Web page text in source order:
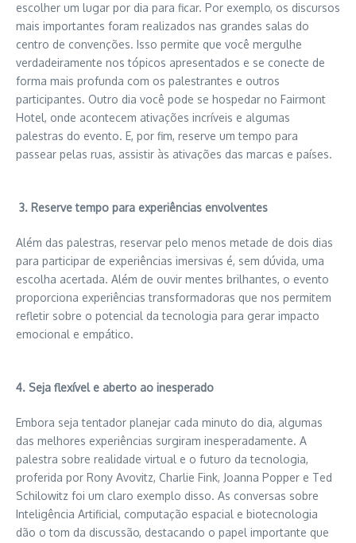
escolher um lugar por dia para ficar. Por exemplo, os discursos
mais importantes foram realizados nas grandes salas do
centro de convenções. Isso permite que você mergulhe
verdadeiramente nos tópicos apresentados e se conecte de
forma mais profunda com os palestrantes e outros
participantes. Outro dia você pode se hospedar no Fairmont
Hotel, onde acontecem ativações incríveis e algumas
palestras do evento. E, por fim, reserve um tempo para
passear pelas ruas, assistir às ativações das marcas e países.
3. Reserve tempo para experiências envolventes
Além das palestras, reservar pelo menos metade de dois dias
para participar de experiências imersivas é, sem dúvida, uma
escolha acertada. Além de ouvir mentes brilhantes, o evento
proporciona experiências transformadoras que nos permitem
refletir sobre o potencial da tecnologia para gerar impacto
emocional e empático.
4. Seja flexível e aberto ao inesperado
Embora seja tentador planejar cada minuto do dia, algumas
das melhores experiências surgiram inesperadamente. A
palestra sobre realidade virtual e o futuro da tecnologia,
proferida por Rony Avovitz, Charlie Fink, Joanna Popper e Ted
Schilowitz foi um claro exemplo disso. As conversas sobre
Inteligência Artificial, computação espacial e biotecnologia
dão o tom da discussão, destacando o papel importante que